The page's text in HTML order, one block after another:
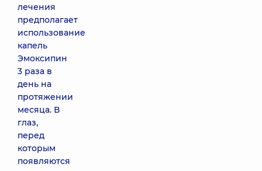
лечения
предполагает
использование
капель
Эмоксипин
3 раза в
день на
протяжении
месяца. В
глаз,
перед
которым
появляются